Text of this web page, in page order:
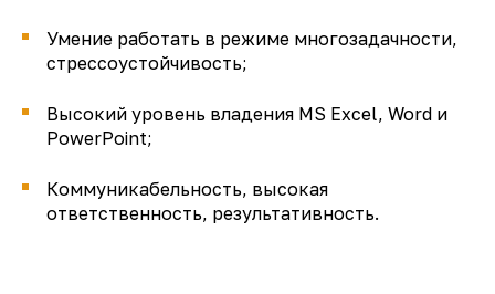
Умение работать в режиме многозадачности,
стрессоустойчивость;
Высокий уровень владения MS Excel, Word и
PowerPoint;
Коммуникабельность, высокая
ответственность, результативность.